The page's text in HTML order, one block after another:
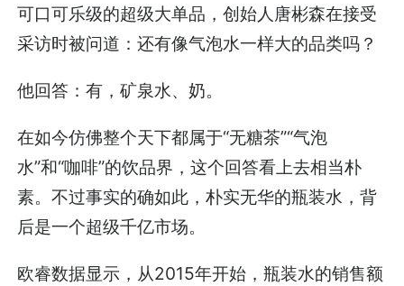
可口可乐级的超级大单品，创始人唐彬森在接受
采访时被问道：还有像气泡水一样大的品类吗？
他回答：有，矿泉水、奶。
在如今仿佛整个天下都属于“无糖茶”“气泡
水”和“咖啡”的饮品界，这个回答看上去相当朴
素。不过事实的确如此，朴实无华的瓶装水，背
后是一个超级千亿市场。
欧睿数据显示，从2015年开始，瓶装水的销售额